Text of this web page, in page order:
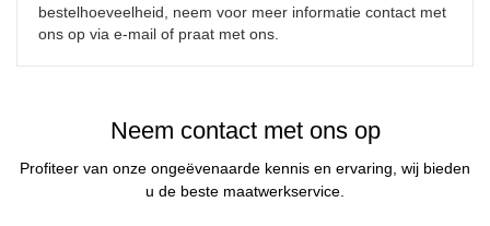
bestelhoeveelheid, neem voor meer informatie contact met
ons op via e-mail of praat met ons.
Neem contact met ons op
Profiteer van onze ongeëvenaarde kennis en ervaring, wij bieden
u de beste maatwerkservice.